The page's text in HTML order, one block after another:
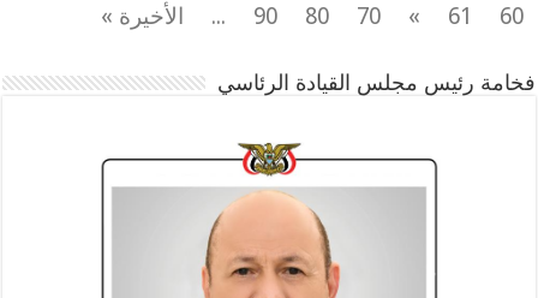
60
61
»
70
80
90
... الأخيرة »
فخامة رئيس مجلس القيادة الرئاسي